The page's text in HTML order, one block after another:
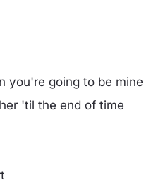
you're going to be mine
'til the end of time